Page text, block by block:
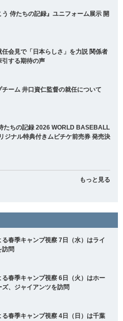
侍たちの記録』ユニフォーム展示 開
会見で「日本らしさ」を力説 関係者
引する期待の声
ーム 井口資仁監督の就任について
たちの記録 2026 WORLD BASEBALL
ナル特典付きムビチケ前売券 発売決
もっと見る
春季キャンプ視察 7日（水）はライ
訪問
春季キャンプ視察 6日（火）はホー
、ジャイアンツを訪問
春季キャンプ視察 4日（日）は千葉